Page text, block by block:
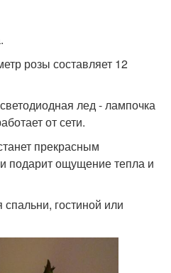
розы составляет 12
лед - лампочка
от сети.
прекрасным
подарит ощущение тепла и
гостиной или